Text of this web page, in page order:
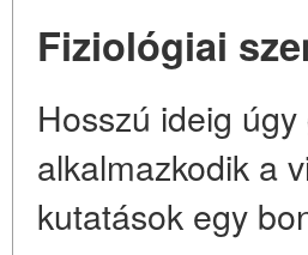
Fiziológiai
Hosszú ideig
alkalmazkodik a
kutatások egy